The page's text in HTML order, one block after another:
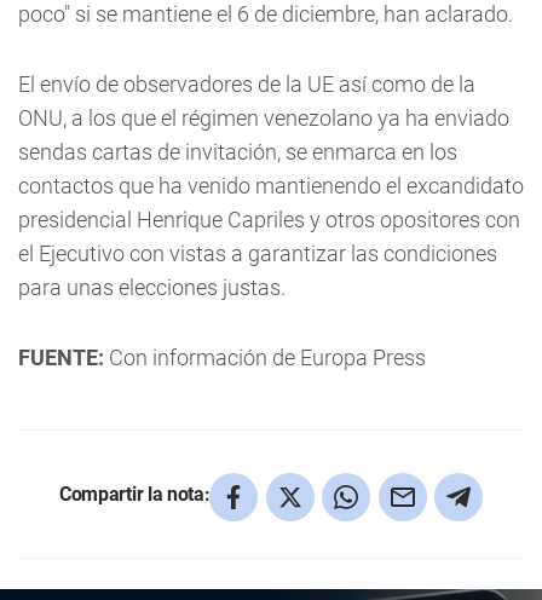
poco" si se mantiene el 6 de diciembre, han aclarado.
El envío de observadores de la UE así como de la
ONU, a los que el régimen venezolano ya ha enviado
sendas cartas de invitación, se enmarca en los
contactos que ha venido mantienendo el excandidato
presidencial Henrique Capriles y otros opositores con
el Ejecutivo con vistas a garantizar las condiciones
para unas elecciones justas.
FUENTE: Con información de Europa Press
Compartir la nota: